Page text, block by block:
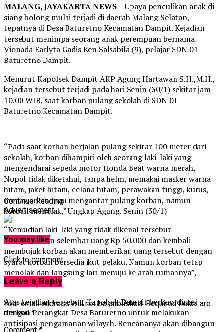
MALANG, JAYAKARTA NEWS– Upaya penculikan anak di
siang bolong mulai terjadi di daerah Malang Selatan,
tepatnya di Desa Baturetno Kecamatan Dampit. Kejadian
tersebut menimpa seorang anak perempuan bernama
Vionada Earlyta Gadis Ken Salsabila (9), pelajar SDN 01
Baturetno Dampit.
Menurut Kapolsek Dampit AKP Agung Hartawan S.H.,M.H.,
kejadian tersebut terjadi pada hari Senin (30/1) sekitar jam
10.00 WIB, saat korban pulang sekolah di SDN 01
Baturetno Kecamatan Dampit.
“Pada saat korban berjalan pulang sekitar 100 meter dari
sekolah, korban dihampiri oleh seorang laki-laki yang
mengendarai sepeda motor Honda Beat warna merah,
Nopol tidak diketahui, tanpa helm, memakai masker warna
hitam, jaket hitam, celana hitam, perawakan tinggi, kurus,
menawarkan mau mengantar pulang korban, namun
korban menolak,” Ungkap Agung. Senin (30/1)
“Kemudian laki-laki yang tidak dikenal tersebut
mengeluarkan selembar uang Rp 50.000 dan kembali
membujuk korban akan memberikan uang tersebut dengan
syarat korban bersedia ikut pelaku. Namun korban tetap
menolak dan langsung lari menuju ke arah rumahnya”,
tambahnya.
Atas kejadian tersebut, Kapolsek Dampit berkoordinasi
dengan Perangkat Desa Baturetno untuk melakukan
antisipasi pengamanan wilayah. Rencananya akan dibangun
Continue Reading
Advertisement
You may like
Click to comment
Leave a Reply
Your email address will not be published. Required fields are
marked*
Comment *